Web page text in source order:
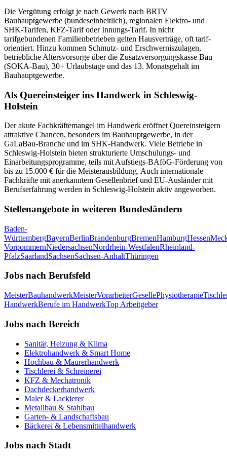
Die Vergütung erfolgt je nach Gewerk nach BRTV
Bauhauptgewerbe (bundeseinheitlich), regionalen Elektro- und
SHK-Tarifen, KFZ-Tarif oder Innungs-Tarif. In nicht
tarifgebundenen Familienbetrieben gelten Hausverträge, oft tarif-
orientiert. Hinzu kommen Schmutz- und Erschwerniszulagen,
betriebliche Altersvorsorge über die Zusatzversorgungskasse Bau
(SOKA-Bau), 30+ Urlaubstage und das 13. Monatsgehalt im
Bauhauptgewerbe.
Als Quereinsteiger ins Handwerk in Schleswig-
Holstein
Der akute Fachkräftemangel im Handwerk eröffnet Quereinsteigern
attraktive Chancen, besonders im Bauhauptgewerbe, in der
GaLaBau-Branche und im SHK-Handwerk. Viele Betriebe in
Schleswig-Holstein bieten strukturierte Umschulungs- und
Einarbeitungsprogramme, teils mit Aufstiegs-BAföG-Förderung von
bis zu 15.000 € für die Meisterausbildung. Auch internationale
Fachkräfte mit anerkanntem Gesellenbrief und EU-Ausländer mit
Berufserfahrung werden in Schleswig-Holstein aktiv angeworben.
Stellenangebote in weiteren Bundesländern
Baden-
WürttembergBayernBerlinBrandenburgBremenHamburgHessen
VorpommernNiedersachsenNordrhein-WestfalenRheinland-
PfalzSaarlandSachsenSachsen-AnhaltThüringen
Jobs nach Berufsfeld
MeisterBauhandwerkMeisterVorarbeiterGesellePhysiotherapie
HandwerkBerufe im HandwerkTop Arbeitgeber
Jobs nach Bereich
Sanitär, Heizung & Klima
Elektrohandwerk & Smart Home
Hochbau & Maurerhandwerk
Tischlerei & Schreinerei
KFZ & Mechatronik
Dachdeckerhandwerk
Maler & Lackierer
Metallbau & Stahlbau
Garten- & Landschaftsbau
Bäckerei & Lebensmittelhandwerk
Jobs nach Stadt